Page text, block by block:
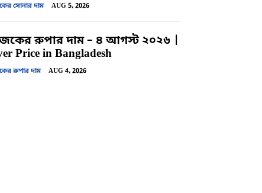
সোনার দাম AUG 5, 2026
রুপার দাম – ৪ আগস্ট ২০২৬ |
Price in Bangladesh
রুপার দাম AUG 4, 2026